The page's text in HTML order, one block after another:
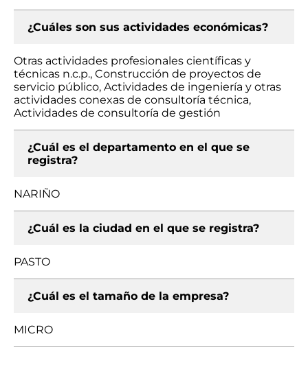
¿Cuáles son sus actividades económicas?
Otras actividades profesionales científicas y
técnicas n.c.p., Construcción de proyectos de
servicio público, Actividades de ingeniería y otras
actividades conexas de consultoría técnica,
Actividades de consultoría de gestión
¿Cuál es el departamento en el que se
registra?
NARIÑO
¿Cuál es la ciudad en el que se registra?
PASTO
¿Cuál es el tamaño de la empresa?
MICRO